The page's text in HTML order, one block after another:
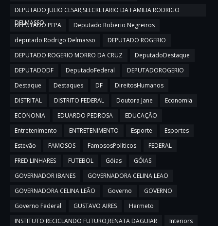
DEPUTADO JULIO CESAR,SEECRETARIO DA FAMILIA RODRIGO
DELMASSO
DEPUTADO PEPA
Deputado Roberio Negreiros
deputado Rodrigo Delmasso
DEPUTADO ROGERIO
DEPUTADO ROGERIO MORRO DA CRUZ
DeputadoDestaque
DEPUTADODF
DeputadoFederal
DEPUTADOROGERIO
Destaque
Destaques DF
DireitosHumanos
DISTRITAL
DISTRITO FEDERAL Doutora Jane
Economia
ECONONIA
EDUARDO PEDROSA
EDUCAÇÃO
Entretenimento
ENTRETENIMENTO Esporte
Esportes
Estevão
FAMOSOS FamososPolíticos
FEDERAL
FRED LINHARES
FUTEBOL Góias
GÓIAS
GOVERNADOR IBANES
GOVERNADORA CELINA LEAO
GOVERNADORA CELINA LEÃO
Governo
GOVERNO
Governo Federal
GUSTAVO AIRES
Hermeto
INSTITUTO RECICLANDO FUTURO,RENATA DAGUIAR
Interiors